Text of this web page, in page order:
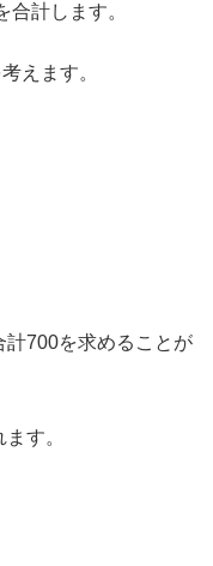
計します。
えます。
計700を求めることが
す。